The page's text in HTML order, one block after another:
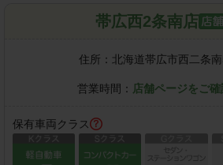
帯広西2条南店
住所： 北海道帯広市西二条
営業時間： 店舗ページをご
保有車両クラス